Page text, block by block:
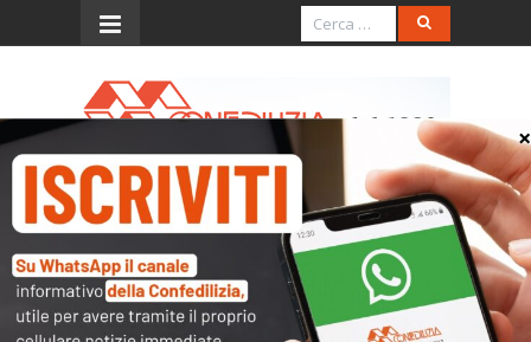
Menu
Richiedi i dati di accesso
Le banche dati Confedilizia costiuscono un
archivio completo e aggiornato di norme,